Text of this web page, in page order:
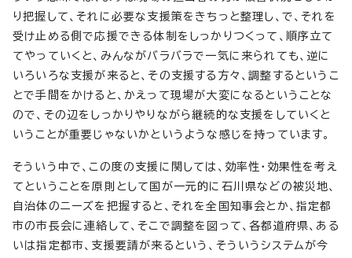
り把握して、それに必要な支援策をきちっと整理し、で、それを
受け止める側で応援できる体制をしっかりつくって、順序立て
てやっていくと、みんながバラバラで一気に来られても、逆に
いろいろな支援が来ると、その支援する方々、調整するというこ
とで手間をかけると、かえって現場が大変になるということな
ので、その辺をしっかりやりながら継続的な支援をしていくと
いうことが重要じゃないかというような感じを持っています。
そういう中で、この度の支援に関しては、効率性・効果性を考え
てということを原則として国が一元的に石川県などの被災地、
自治体のニーズを把握すると、それを全国知事会とか、指定都
市の市長会に連絡して、そこで調整を図って、各都道府県、ある
いは指定都市、支援要請が来るという、そういうシステムが今